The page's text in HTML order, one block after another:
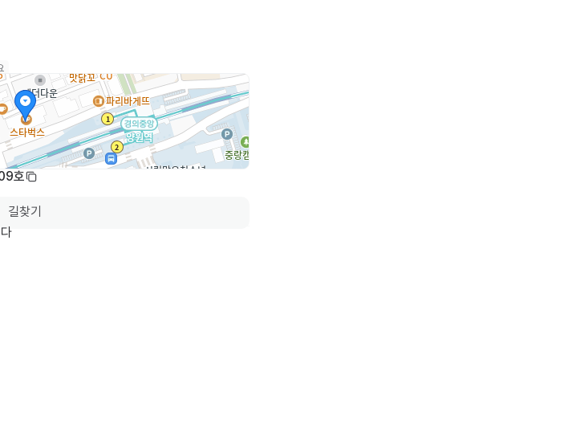
호
길찾기